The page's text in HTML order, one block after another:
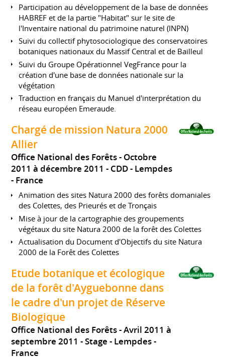
Participation au développement de la base de données
HABREF et de la partie "Habitat" sur le site de
l'Inventaire national du patrimoine naturel (INPN)
Suivi du collectif phytosociologique des conservatoires
botaniques nationaux du Massif Central et de Bailleul
Suivi du Groupe Opérationnel VegFrance pour la
création d'une base de données nationale sur la
végétation
Traduction en français du Manuel d'interprétation du
réseau européen Emeraude.
Chargé de mission Natura 2000
Allier
Office National des Forêts
Octobre
2011 à décembre 2011 CDD
Lempdes
France
Animation des sites Natura 2000 des forêts domaniales
des Colettes, des Prieurés et de Tronçais
Mise à jour de la cartographie des groupements
végétaux du site Natura 2000 de la forêt des Colettes
Actualisation du Document d'Objectifs du site Natura
2000 de la Forêt des Colettes
Etude botanique et écologique
de la forêt d'Ayguebonne dans
le cadre d'un projet de Réserve
Biologique
Office National des Forêts
Avril 2011 à
septembre 2011 Stage
Lempdes
France